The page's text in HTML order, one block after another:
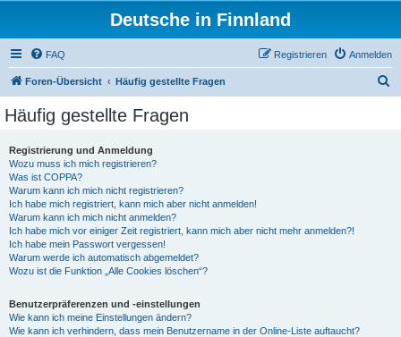
Deutsche in Finnland
FAQ Anmelden
Registrieren
Foren-Übersicht Häufig gestellte Fragen
Häufig gestellte Fragen
Registrierung und Anmeldung
Wozu muss ich mich registrieren?
Was ist COPPA?
Warum kann ich mich nicht registrieren?
Ich habe mich registriert, kann mich aber nicht anmelden!
Warum kann ich mich nicht anmelden?
Ich habe mich vor einiger Zeit registriert, kann mich aber nicht mehr anmelden?!
Ich habe mein Passwort vergessen!
Warum werde ich automatisch abgemeldet?
Wozu ist die Funktion „Alle Cookies löschen“?
Benutzerpräferenzen und -einstellungen
Wie kann ich meine Einstellungen ändern?
Wie kann ich verhindern, dass mein Benutzername in der Online-Liste auftaucht?